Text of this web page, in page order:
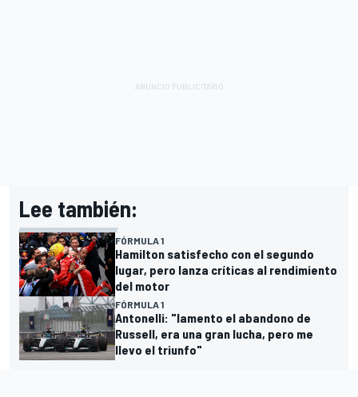
Lee también:
FÓRMULA 1
Hamilton satisfecho con el segundo
lugar, pero lanza críticas al rendimiento
del motor
FÓRMULA 1
Antonelli: "lamento el abandono de
Russell, era una gran lucha, pero me
llevo el triunfo"